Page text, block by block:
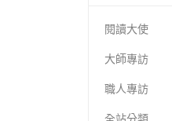
閱讀大使
大師專訪
職人專訪